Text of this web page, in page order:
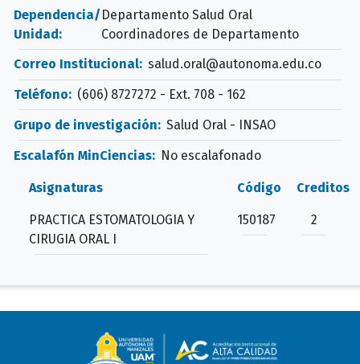
Dependencia/
Unidad:
Departamento Salud Oral
Coordinadores de Departamento
Correo Institucional: salud.oral@autonoma.edu.co
Teléfono: (606) 8727272 - Ext. 708 - 162
Grupo de investigación: Salud Oral - INSAO
Escalafón MinCiencias: No escalafonado
Asignaturas Código Creditos
PRACTICA ESTOMATOLOGIA Y
CIRUGIA ORAL I
150187 2